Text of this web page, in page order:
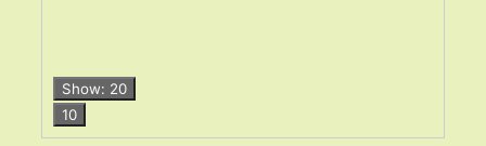
Show: 20
10